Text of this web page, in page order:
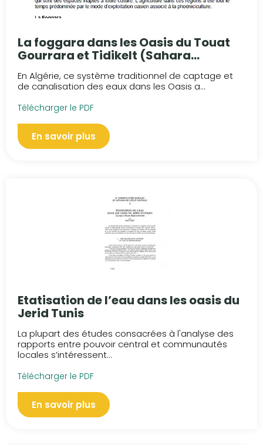
La foggara dans les Oasis du Touat
Gourrara et Tidikelt (Sahara
algérien)
En Algérie, ce système traditionnel de captage et
de canalisation des eaux dans les Oasis a...
Télécharger le PDF
En savoir plus
Etatisation de l’eau dans les oasis du
Jerid Tunis
La plupart des études consacrées à l'analyse des
rapports entre pouvoir central et communautés
locales s’intéressent...
Télécharger le PDF
En savoir plus